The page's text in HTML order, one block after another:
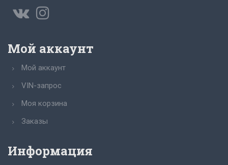
Мой аккаунт
Мой аккаунт
VIN-запрос
Моя корзина
Заказы
Информация